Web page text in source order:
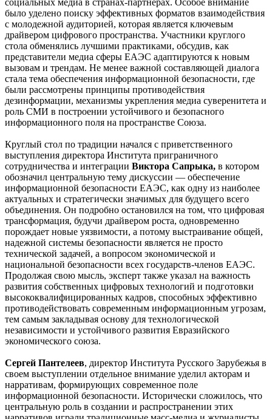
социальных медиа в странах-партнерах. Особое внимание
было уделено поиску эффективных форматов взаимодействия
с молодежной аудиторией, которая является ключевым
драйвером цифрового пространства. Участники круглого
стола обменялись лучшими практиками, обсудив, как
представители медиа сферы ЕАЭС адаптируются к новым
вызовам и трендам. Не менее важной составляющей диалога
стала тема обеспечения информационной безопасности, где
были рассмотрены принципы противодействия
дезинформации, механизмы укрепления медиа суверенитета и
роль СМИ в построении устойчивого и безопасного
информационного поля на пространстве Союза.
Круглый стол по традиции начался с приветственного
выступления директора Института приграничного
сотрудничества и интеграции Виктора Сапрыка, в котором
обозначил центральную тему дискуссии — обеспечение
информационной безопасности ЕАЭС, как одну из наиболее
актуальных и стратегически значимых для будущего всего
объединения. Он подробно остановился на том, что цифровая
трансформация, будучи драйвером роста, одновременно
порождает новые уязвимости, а потому выстраивание общей,
надежной системы безопасности является не просто
технической задачей, а вопросом экономической и
национальной безопасности всех государств-членов ЕАЭС.
Продолжая свою мысль, эксперт также указал на важность
развития собственных цифровых технологий и подготовки
высококвалифицированных кадров, способных эффективно
противодействовать современным информационным угрозам,
тем самым закладывая основу для технологической
независимости и устойчивого развития Евразийского
экономического союза.
Сергей Пантелеев, директор Института Русского Зарубежья в
своем выступлении отдельное внимание уделил акторам и
нарративам, формирующих современное поле
информационной безопасности. Исторически сложилось, что
центральную роль в создании и распространении этих